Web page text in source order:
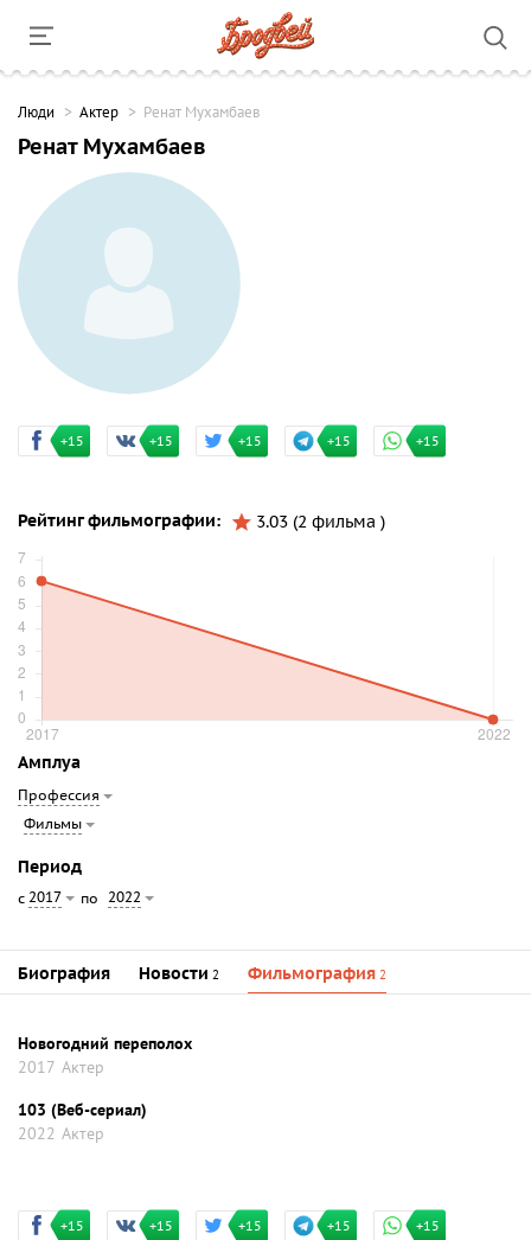
Люди Актер Ренат Мухамбаев
Ренат Мухамбаев
+15 +15 +15 +15 +15
Рейтинг фильмографии: 3.03 (2 фильма )
Амплуа
Профессия
Фильмы
Период
с 2017 по 2022
Биография Новости 2 Фильмография 2
Новогодний переполох
2017 Актер
103 (Веб-сериал)
2022 Актер
+15 +15 +15 +15 +15